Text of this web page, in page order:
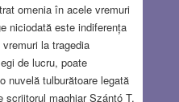
omenia în acele vremuri
niciodată este indiferența
la tragedia
de lucru, poate
nuvelă tulburătoare legată
maghiar Szántó T.